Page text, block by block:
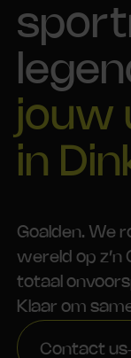
jouw
in
Goalden. We
wereld op z’n
totaal
Klaar om
Contact us